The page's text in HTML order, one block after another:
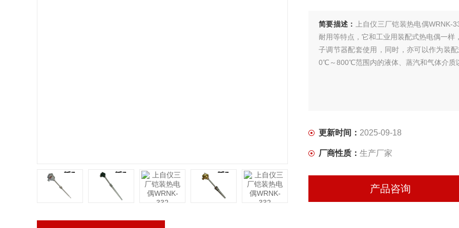
简要描述：
上自仪三厂铠装热电偶
耐用等特点，它和工业用装配式热电偶一
子调节器配套使用，同时，亦可以作为装
0℃～800℃范围内的液体、蒸汽和气体介质
更新时间： 2025-09-18
厂商性质： 生产厂家
产品咨询